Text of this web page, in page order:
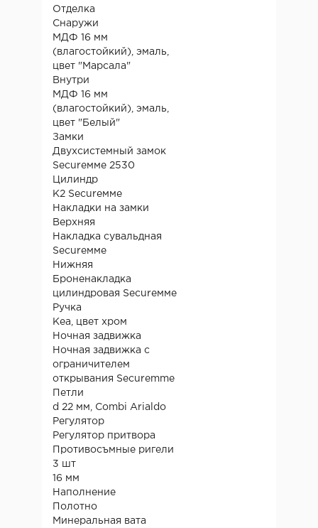
Отделка
Снаружи
МДФ 16 мм
(влагостойкий), эмаль,
цвет "Марсала"
Внутри
МДФ 16 мм
(влагостойкий), эмаль,
цвет "Белый"
Замки
Двухсистемный замок
Secureммe 2530
Цилиндр
К2 Secureммe
Накладки на замки
Верхняя
Накладка сувальдная
Secureммe
Нижняя
Броненакладка
цилиндровая Secureммe
Ручка
Kea, цвет хром
Ночная задвижка
Ночная задвижка с
ограничителем
открывания Securemme
Петли
d 22 мм, Combi Arialdo
Регулятор
Регулятор притвора
Противосъмные ригели
3 шт
16 мм
Наполнение
Полотно
Минеральная вата